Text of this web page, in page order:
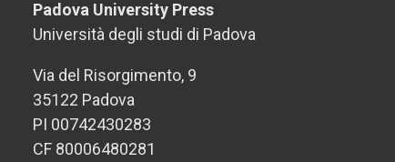
Padova University Press
Università degli studi di Padova
Via del Risorgimento, 9
35122 Padova
PI 00742430283
CF 80006480281